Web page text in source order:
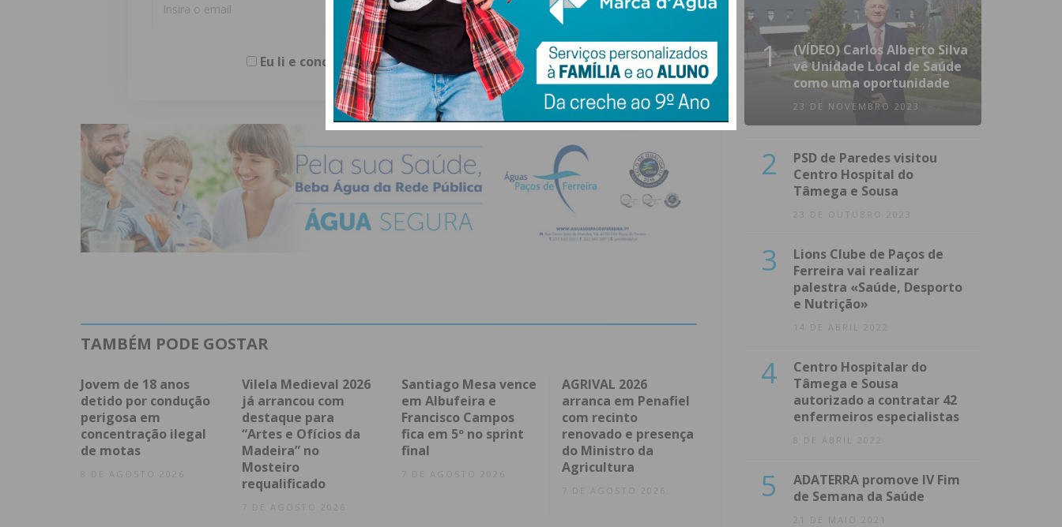
Eu li e concordo com ostermos e condições
TAMBÉM PODE GOSTAR
Jovem de 18 anos
detido por condução
perigosa em
concentração ilegal
de motas
8 DE AGOSTO 2026
Vilela Medieval 2026
já arrancou com
destaque para
“Artes e Ofícios da
Madeira” no
Mosteiro
requalificado
7 DE AGOSTO 2026
Santiago Mesa vence
em Albufeira e
Francisco Campos
fica em 5º no sprint
final
7 DE AGOSTO 2026
AGRIVAL 2026
arranca em Penafiel
com recinto
renovado e presença
do Ministro da
Agricultura
7 DE AGOSTO 2026
1
(VÍDEO) Carlos Alberto Silva
vê Unidade Local de Saúde
como uma oportunidade
23 DE NOVEMBRO 2023
2
PSD de Paredes visitou
Centro Hospital do
Tâmega e Sousa
23 DE OUTUBRO 2023
3
Lions Clube de Paços de
Ferreira vai realizar
palestra «Saúde, Desporto
e Nutrição»
14 DE ABRIL 2022
4
Centro Hospitalar do
Tâmega e Sousa
autorizado a contratar 42
enfermeiros especialistas
8 DE ABRIL 2022
5
ADATERRA promove IV Fim
de Semana da Saúde
21 DE MAIO 2021